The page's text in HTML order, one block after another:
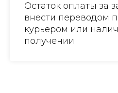
Остаток оплаты за
внести переводом
курьером или
получении